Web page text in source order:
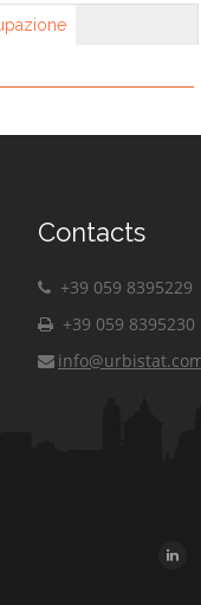
Contacts
+39 059 8395229
+39 059 8395230